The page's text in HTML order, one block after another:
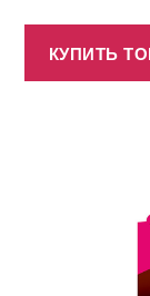
КУПИТЬ